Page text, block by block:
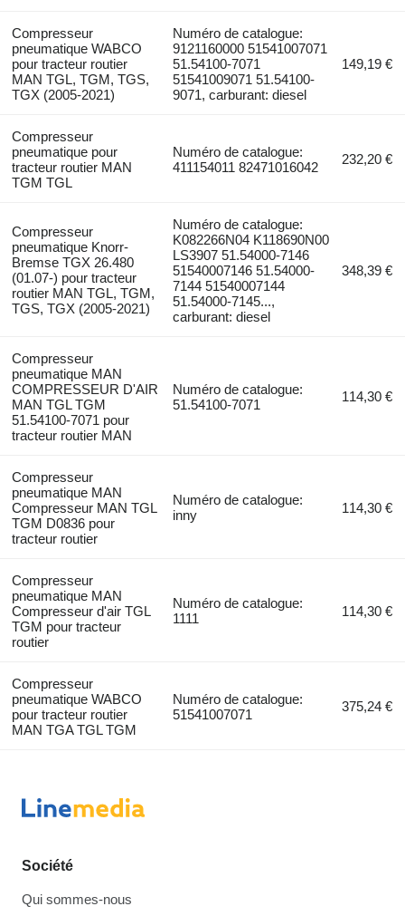
Compresseur
pneumatique WABCO
pour tracteur routier
MAN TGL, TGM, TGS,
TGX (2005-2021)
Numéro de catalogue:
9121160000 51541007071
51.54100-7071
51541009071 51.54100-
9071, carburant: diesel
149,19 €
Compresseur
pneumatique pour
tracteur routier MAN
TGM TGL
Numéro de catalogue:
411154011 82471016042
232,20 €
Compresseur
pneumatique Knorr-
Bremse TGX 26.480
(01.07-) pour tracteur
routier MAN TGL, TGM,
TGS, TGX (2005-2021)
Numéro de catalogue:
K082266N04 K118690N00
LS3907 51.54000-7146
51540007146 51.54000-
7144 51540007144
51.54000-7145...,
carburant: diesel
348,39 €
Compresseur
pneumatique MAN
COMPRESSEUR D'AIR
MAN TGL TGM
51.54100-7071 pour
tracteur routier MAN
Numéro de catalogue:
51.54100-7071
114,30 €
Compresseur
pneumatique MAN
Compresseur MAN TGL
TGM D0836 pour
tracteur routier
Numéro de catalogue:
inny
114,30 €
Compresseur
pneumatique MAN
Compresseur d'air TGL
TGM pour tracteur
routier
Numéro de catalogue:
1111
114,30 €
Compresseur
pneumatique WABCO
pour tracteur routier
MAN TGA TGL TGM
Numéro de catalogue:
51541007071
375,24 €
Société
Qui sommes-nous